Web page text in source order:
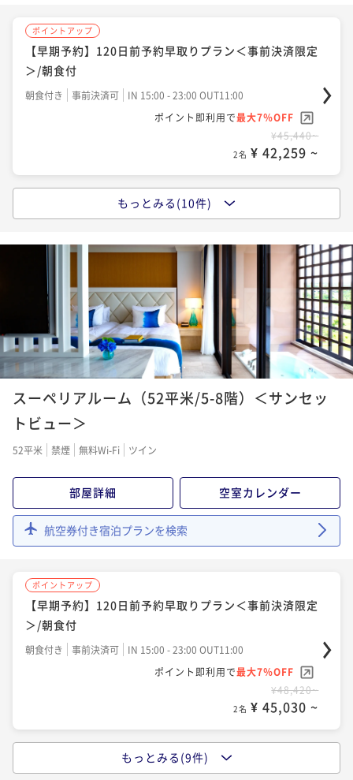
ポイントアップ
【早期予約】120日前予約早取りプラン＜事前決済限定
＞/朝食付
朝食付き 事前決済可
IN 15:00 - 23:00 OUT11:00
ポイント即利用で最大7％OFF
¥45,440~
2名 ¥ 42,259 ~
【宿の日】宮古ブルーを眺める「特等席」～蒼に包ま
れる至高の空間～ポイント5％UPプラン/朝食付
朝食付き
IN 15:00 - 23:00 OUT11:00
ポイント即利用で 最大12％OFF
¥50,780~
2名 ¥ 44,686 ~
ポイントアップ
【お日にち限定】スペシャルプライス！”蒼の楽園”ホ
テルシギラミラージュで愉しむ島旅/朝食付
朝食付き 現地決済可
¥48,100~
2名 ¥ 44,733 ~
＜事前決済限定＞/朝食付
朝食付き 事前決済可
IN 15:00 - 23:00 OUT11:00
2名 ¥ 46,202 ~
【Relux限定】特別料金＆ポイント5％UPプラン/朝食
もっとみる(10件)
234
スーペリアルーム（52平米/5-8階）＜サンセッ
トビュー＞
52平米 禁煙 無料Wi-Fi ツイン
部屋詳細 空室カレンダー
航空券付き宿泊プランを検索
ポイントアップ
【早期予約】120日前予約早取りプラン＜事前決済限定
＞/朝食付
朝食付き 事前決済可
IN 15:00 - 23:00 OUT11:00
ポイント即利用で最大7％OFF
¥48,420~
2名 ¥ 45,030 ~
もっとみる(9件)